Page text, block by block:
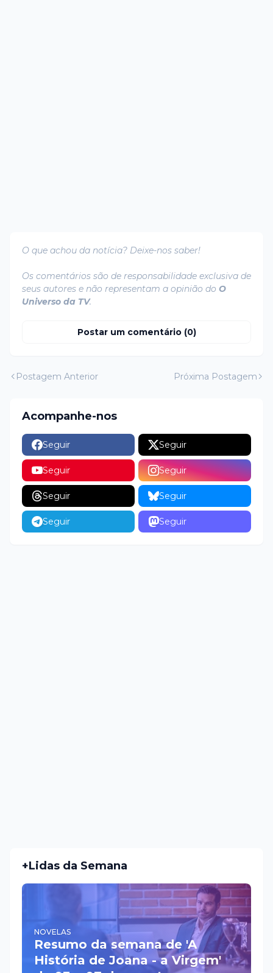
O que achou da notícia? Deixe-nos saber!
Os comentários são de responsabilidade exclusiva de
seus autores e não representam a opinião do O
Universo da TV.
Postar um comentário (0)
Postagem Anterior Próxima Postagem
Acompanhe-nos
Seguir Seguir
Seguir Seguir
Seguir Seguir
Seguir Seguir
+Lidas da Semana
NOVELAS
Resumo da semana de 'A
História de Joana - a Virgem'